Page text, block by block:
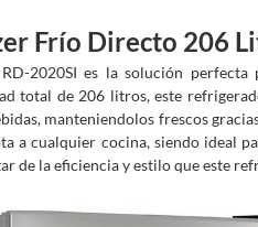
Frío Directo 206
2020SI es la solución
total de 206 litros, este
manteniendolos frescos
a cualquier cocina, siendo ideal
de la eficiencia y estilo que este